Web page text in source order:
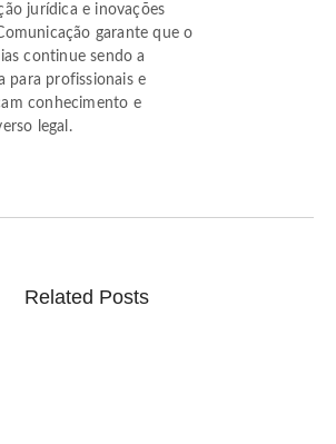
jurídica e inovações
garante que o
continue sendo a
para profissionais e
conhecimento e
legal.
Related Posts